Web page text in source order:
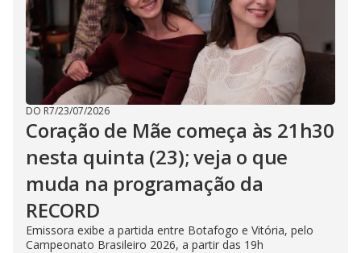
DO R7/23/07/2026
Coração de Mãe começa às 21h30
nesta quinta (23); veja o que
muda na programação da
RECORD
Emissora exibe a partida entre Botafogo e Vitória, pelo
Campeonato Brasileiro 2026, a partir das 19h